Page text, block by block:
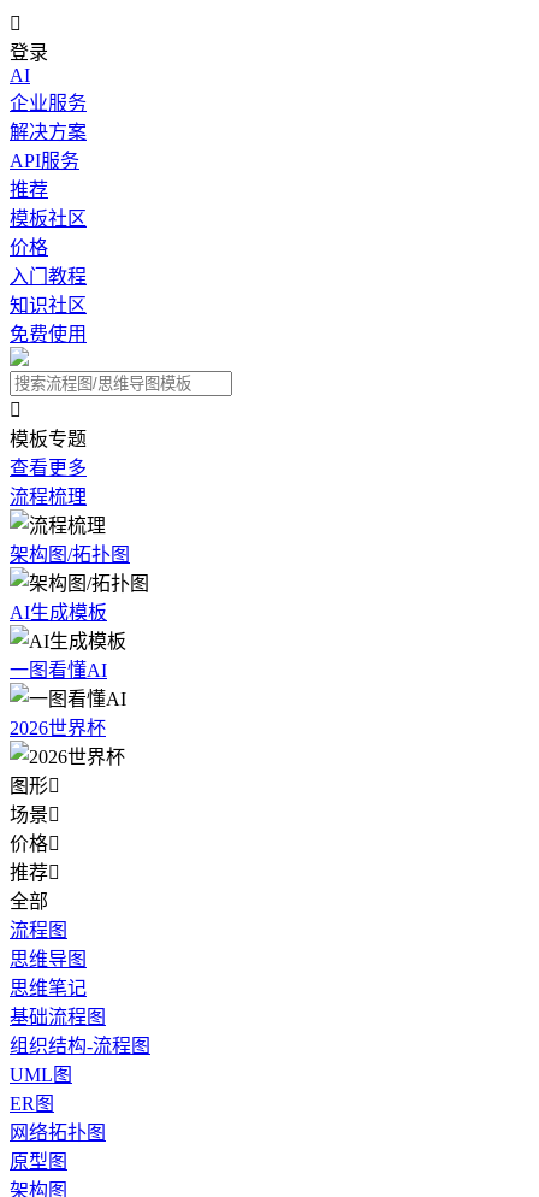

登录
AI
企业服务
解决方案
API服务
推荐
模板社区
价格
入门教程
知识社区
免费使用

模板专题
查看更多
流程梳理
架构图/拓扑图
AI生成模板
一图看懂AI
2026世界杯
图形
场景
价格
推荐
全部
流程图
思维导图
思维笔记
基础流程图
组织结构-流程图
UML图
ER图
网络拓扑图
原型图
架构图